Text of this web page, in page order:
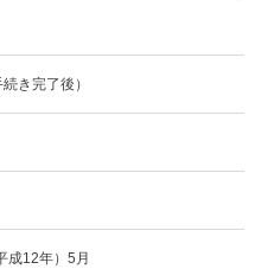
き完了後）
成12年）5月